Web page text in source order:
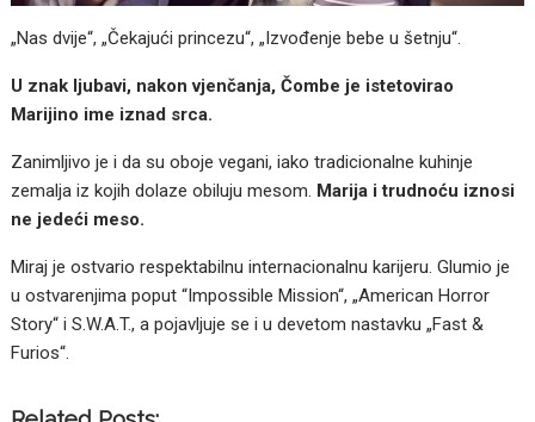
„Nas dvije“, „Čekajući princezu“, „Izvođenje bebe u šetnju“.
U znak ljubavi, nakon vjenčanja, Čombe je istetovirao
Marijino ime iznad srca.
Zanimljivo je i da su oboje vegani, iako tradicionalne kuhinje
zemalja iz kojih dolaze obiluju mesom. Marija i trudnoću iznosi
ne jedeći meso.
Miraj je ostvario respektabilnu internacionalnu karijeru. Glumio je
u ostvarenjima poput “Impossible Mission“, „American Horror
Story“ i S.W.A.T., a pojavljuje se i u devetom nastavku „Fast &
Furios“.